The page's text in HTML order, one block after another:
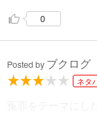
に慣れている人
絶望したときに脆
いるはずの検事の
の上で踊らされて
いてくる面白さが
0
Posted by ブクログ
ネタ